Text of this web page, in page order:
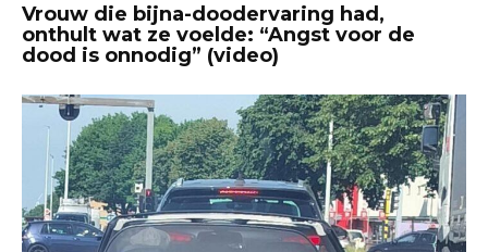
Vrouw die bijna-doodervaring had,
onthult wat ze voelde: “Angst voor de
dood is onnodig” (video)